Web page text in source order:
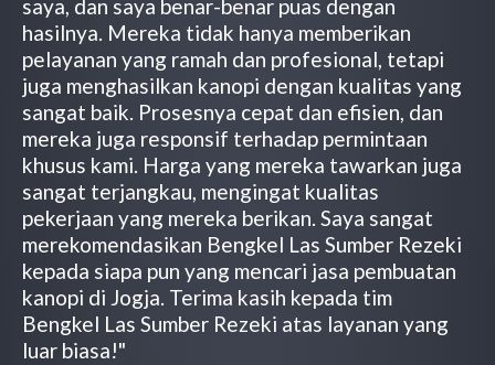
saya, dan saya benar-benar puas dengan
hasilnya. Mereka tidak hanya memberikan
pelayanan yang ramah dan profesional, tetapi
juga menghasilkan kanopi dengan kualitas yang
sangat baik. Prosesnya cepat dan efisien, dan
mereka juga responsif terhadap permintaan
khusus kami. Harga yang mereka tawarkan juga
sangat terjangkau, mengingat kualitas
pekerjaan yang mereka berikan. Saya sangat
merekomendasikan Bengkel Las Sumber Rezeki
kepada siapa pun yang mencari jasa pembuatan
kanopi di Jogja. Terima kasih kepada tim
Bengkel Las Sumber Rezeki atas layanan yang
luar biasa!"